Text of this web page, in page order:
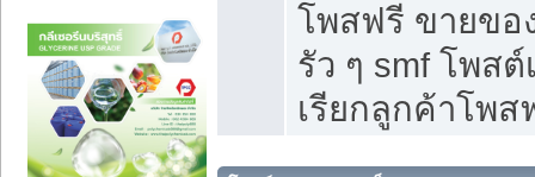
โพสฟรี ขายขอ
รัว ๆ smf โพส
เรียกลูกค้าโพส